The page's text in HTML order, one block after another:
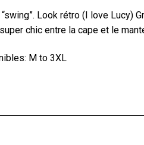
Look rétro (I love Lucy)
chic entre la cape et le
M to 3XL